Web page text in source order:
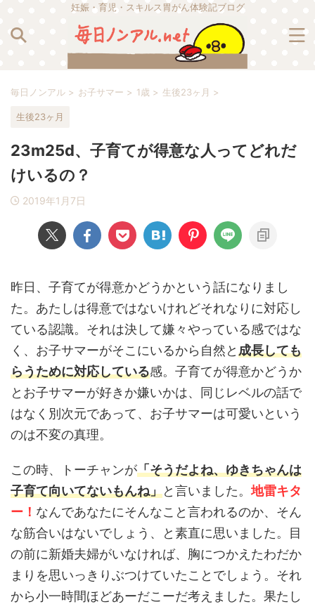
妊娠・育児・スキルス胃がん体験記ブログ
毎日ノンアル > お子サマー > 1歳 > 生後23ヶ月 >
生後23ヶ月
23m25d、子育てが得意な人ってどれだ
けいるの？
2019年1月7日
昨日、子育てが得意かどうかという話になりまし
た。あたしは得意ではないけれどそれなりに対応し
ている認識。それは決して嫌々やっている感ではな
く、お子サマーがそこにいるから自然と成長しても
らうために対応している感。子育てが得意かどうか
とお子サマーが好きか嫌いかは、同じレベルの話で
はなく別次元であって、お子サマーは可愛いという
のは不変の真理。
この時、トーチャンが「そうだよね、ゆきちゃんは
子育て向いてないもんね」と言いました。地雷キタ
ー！ なんであなたにそんなこと言われるのか、そん
な筋合いはないでしょう、と素直に思いました。目
の前に新婚夫婦がいなければ、胸につかえたわだか
まりを思いっきりぶつけていたことでしょう。それ
から小一時間ほどあーだこーだ考えました。果たし